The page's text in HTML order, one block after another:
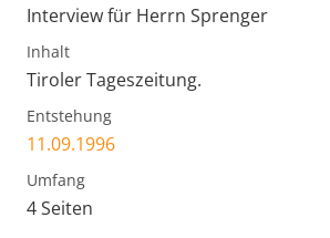
Interview für Herrn Sprenger
Inhalt
Tiroler Tageszeitung.
Entstehung
11.09.1996
Umfang
4 Seiten